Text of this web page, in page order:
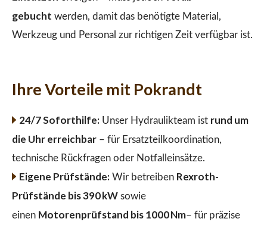
gebucht werden, damit das benötigte Material,
Werkzeug und Personal zur richtigen Zeit verfügbar ist.
Ihre Vorteile mit Pokrandt
24/7 Soforthilfe:Unser Hydraulikteam ist rund um
die Uhr erreichbar – für Ersatzteilkoordination,
technische Rückfragen oder Notfalleinsätze.
Eigene Prüfstände:Wir betreiben Rexroth-
Prüfstände bis 390 kW sowie
einen Motorenprüfstand bis 1000 Nm– für präzise